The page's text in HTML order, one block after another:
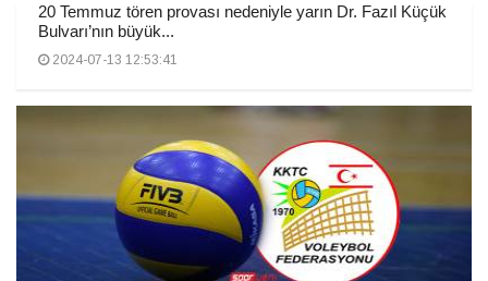
20 Temmuz tören provası nedeniyle yarın Dr. Fazıl Küçük
Bulvarı’nın büyük...
2024-07-13 12:53:41